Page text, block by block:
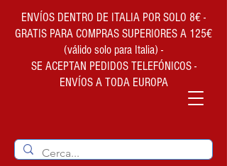
ENVÍOS DENTRO DE ITALIA POR SOLO 8€ -
GRATIS PARA COMPRAS SUPERIORES A 125€
(válido solo para Italia) -
SE ACEPTAN PEDIDOS TELEFÓNICOS -
ENVÍOS A TODA EUROPA